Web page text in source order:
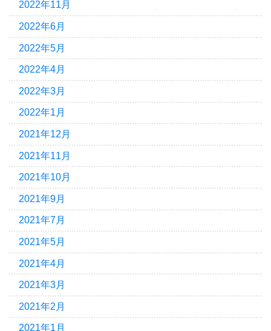
2022年11月
2022年6月
2022年5月
2022年4月
2022年3月
2022年1月
2021年12月
2021年11月
2021年10月
2021年9月
2021年7月
2021年5月
2021年4月
2021年3月
2021年2月
2021年1月